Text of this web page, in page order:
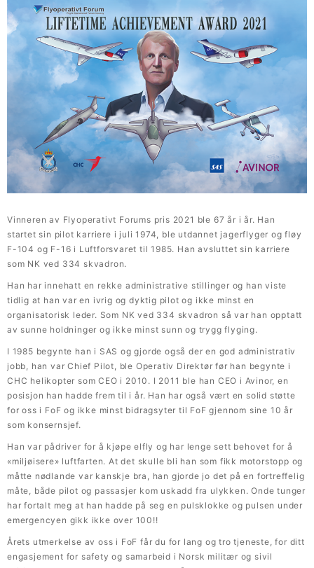
Vinneren av Flyoperativt Forums pris 2021 ble 67 år i år. Han
startet sin pilot karriere i juli 1974, ble utdannet jagerflyger og fløy
F-104 og F-16 i Luftforsvaret til 1985. Han avsluttet sin karriere
som NK ved 334 skvadron.
Han har innehatt en rekke administrative stillinger og han viste
tidlig at han var en ivrig og dyktig pilot og ikke minst en
organisatorisk leder. Som NK ved 334 skvadron så var han opptatt
av sunne holdninger og ikke minst sunn og trygg flyging.
I 1985 begynte han i SAS og gjorde også der en god administrativ
jobb, han var Chief Pilot, ble Operativ Direktør før han begynte i
CHC helikopter som CEO i 2010. I 2011 ble han CEO i Avinor, en
posisjon han hadde frem til i år. Han har også vært en solid støtte
for oss i FoF og ikke minst bidragsyter til FoF gjennom sine 10 år
som konsernsjef.
Han var pådriver for å kjøpe elfly og har lenge sett behovet for å
«miljøisere» luftfarten. At det skulle bli han som fikk motorstopp og
måtte nødlande var kanskje bra, han gjorde jo det på en fortreffelig
måte, både pilot og passasjer kom uskadd fra ulykken. Onde tunger
har fortalt meg at han hadde på seg en pulsklokke og pulsen under
emergencyen gikk ikke over 100!!
Årets utmerkelse av oss i FoF får du for lang og tro tjeneste, for ditt
engasjement for safety og samarbeid i Norsk militær og sivil